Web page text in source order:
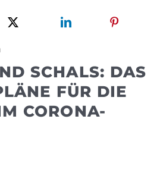
SCHALS: DAS
FÜR DIE
CORONA-